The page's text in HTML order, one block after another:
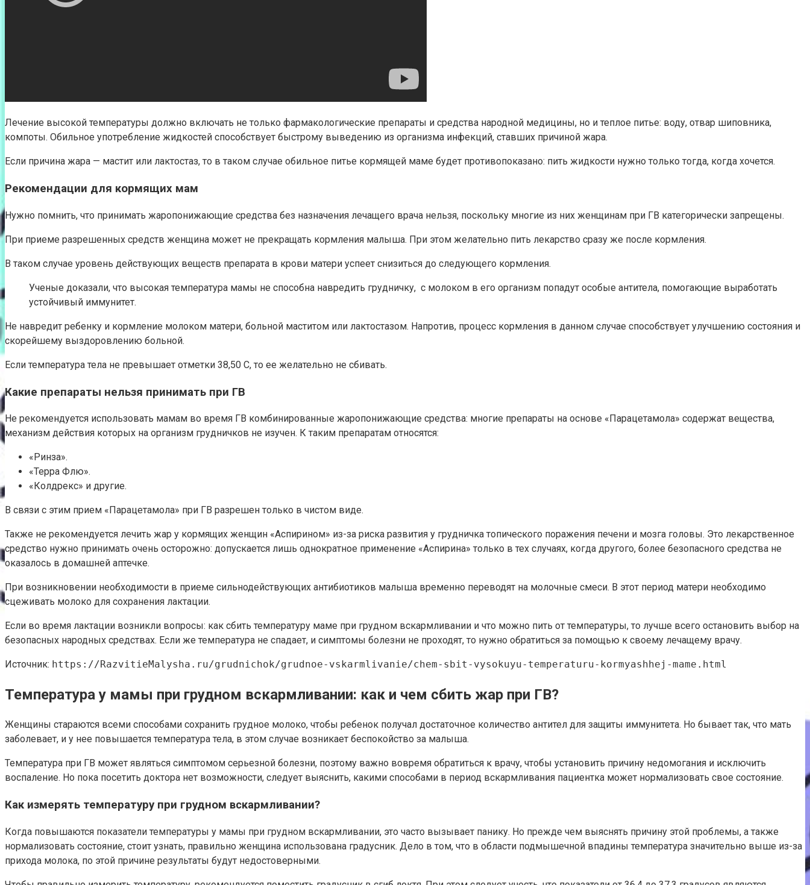
Лечение высокой температуры должно включать не только фармакологические препараты и средства народной медицины, но и теплое питье: воду, отвар шиповника,
компоты. Обильное употребление жидкостей способствует быстрому выведению из организма инфекций, ставших причиной жара.
Если причина жара — мастит или лактостаз, то в таком случае обильное питье кормящей маме будет противопоказано: пить жидкости нужно только тогда, когда хочется.
Рекомендации для кормящих мам
Нужно помнить, что принимать жаропонижающие средства без назначения лечащего врача нельзя, поскольку многие из них женщинам при ГВ категорически запрещены.
При приеме разрешенных средств женщина может не прекращать кормления малыша. При этом желательно пить лекарство сразу же после кормления.
В таком случае уровень действующих веществ препарата в крови матери успеет снизиться до следующего кормления.
Ученые доказали, что высокая температура мамы не способна навредить грудничку, с молоком в его организм попадут особые антитела, помогающие выработать
устойчивый иммунитет.
Не навредит ребенку и кормление молоком матери, больной маститом или лактостазом. Напротив, процесс кормления в данном случае способствует улучшению состояния и
скорейшему выздоровлению больной.
Если температура тела не превышает отметки 38,50 C, то ее желательно не сбивать.
Какие препараты нельзя принимать при ГВ
Не рекомендуется использовать мамам во время ГВ комбинированные жаропонижающие средства: многие препараты на основе «Парацетамола» содержат вещества,
механизм действия которых на организм грудничков не изучен. К таким препаратам относятся:
«Ринза».
«Терра Флю».
«Колдрекс» и другие.
В связи с этим прием «Парацетамола» при ГВ разрешен только в чистом виде.
Также не рекомендуется лечить жар у кормящих женщин «Аспирином» из-за риска развития у грудничка топического поражения печени и мозга головы. Это лекарственное
средство нужно принимать очень осторожно: допускается лишь однократное применение «Аспирина» только в тех случаях, когда другого, более безопасного средства не
оказалось в домашней аптечке.
При возникновении необходимости в приеме сильнодействующих антибиотиков малыша временно переводят на молочные смеси. В этот период матери необходимо
сцеживать молоко для сохранения лактации.
Если во время лактации возникли вопросы: как сбить температуру маме при грудном вскармливании и что можно пить от температуры, то лучше всего остановить выбор на
безопасных народных средствах. Если же температура не спадает, и симптомы болезни не проходят, то нужно обратиться за помощью к своему лечащему врачу.
Источник: https://RazvitieMalysha.ru/grudnichok/grudnoe-vskarmlivanie/chem-sbit-vysokuyu-temperaturu-kormyashhej-mame.html
Температура у мамы при грудном вскармливании: как и чем сбить жар при ГВ?
Женщины стараются всеми способами сохранить грудное молоко, чтобы ребенок получал достаточное количество антител для защиты иммунитета. Но бывает так, что мать
заболевает, и у нее повышается температура тела, в этом случае возникает беспокойство за малыша.
Температура при ГВ может являться симптомом серьезной болезни, поэтому важно вовремя обратиться к врачу, чтобы установить причину недомогания и исключить
воспаление. Но пока посетить доктора нет возможности, следует выяснить, какими способами в период вскармливания пациентка может нормализовать свое состояние.
Как измерять температуру при грудном вскармливании?
Когда повышаются показатели температуры у мамы при грудном вскармливании, это часто вызывает панику. Но прежде чем выяснять причину этой проблемы, а также
нормализовать состояние, стоит узнать, правильно женщина использована градусник. Дело в том, что в области подмышечной впадины температура значительно выше из-за
прихода молока, по этой причине результаты будут недостоверными.